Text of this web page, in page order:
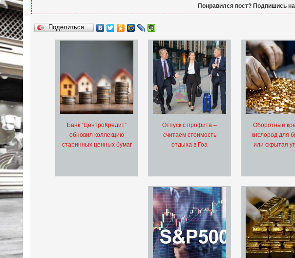
Понравился пост? Подпишись
Поделиться…
Банк “ЦентроКредит”
обновил коллекцию
старинных ценных бумаг
Отпуск с профита –
считаем стоимость
отдыха в Гоа
Оборотные
кислород для
или скрытая